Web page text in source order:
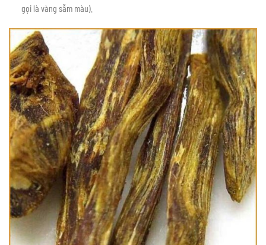
gọi là vàng sẫm màu).